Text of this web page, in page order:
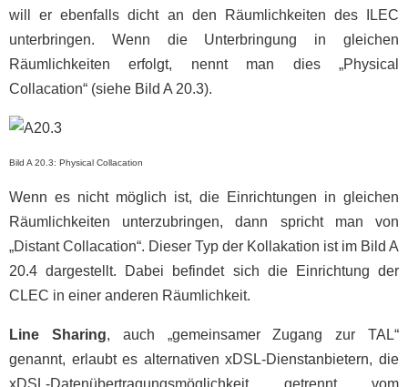
will er ebenfalls dicht an den Räumlichkeiten des ILEC
unterbringen. Wenn die Unterbringung in gleichen
Räumlichkeiten erfolgt, nennt man dies „Physical
Collacation“ (siehe Bild A 20.3).
Bild A 20.3: Physical Collacation
Wenn es nicht möglich ist, die Einrichtungen in gleichen
Räumlichkeiten unterzubringen, dann spricht man von
„Distant Collacation“. Dieser Typ der Kollakation ist im Bild A
20.4 dargestellt. Dabei befindet sich die Einrichtung der
CLEC in einer anderen Räumlichkeit.
Line Sharing, auch „gemeinsamer Zugang zur TAL“
genannt, erlaubt es alternativen xDSL-Dienstanbietern, die
xDSL-Datenübertragungsmöglichkeit getrennt vom